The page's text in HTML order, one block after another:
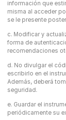
información que
misma al acceder
se le presente
c. Modificar y
forma de
recomendaciones
d. No divulgar el
escribirlo en el
Además, deberá
seguridad.
e. Guardar el
periódicamente su